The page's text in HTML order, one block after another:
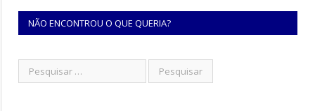
NÃO ENCONTROU O QUE QUERIA?